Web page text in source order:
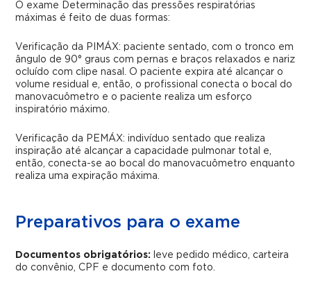
O exame Determinação das pressões respiratórias
máximas é feito de duas formas:
Verificação da PIMÁX: paciente sentado, com o tronco em
ângulo de 90° graus com pernas e braços relaxados e nariz
ocluído com clipe nasal. O paciente expira até alcançar o
volume residual e, então, o profissional conecta o bocal do
manovacuômetro e o paciente realiza um esforço
inspiratório máximo.
Verificação da PEMÁX: indivíduo sentado que realiza
inspiração até alcançar a capacidade pulmonar total e,
então, conecta-se ao bocal do manovacuômetro enquanto
realiza uma expiração máxima.
Preparativos para o exame
Documentos obrigatórios:
leve pedido médico, carteira
do convênio, CPF e documento com foto.